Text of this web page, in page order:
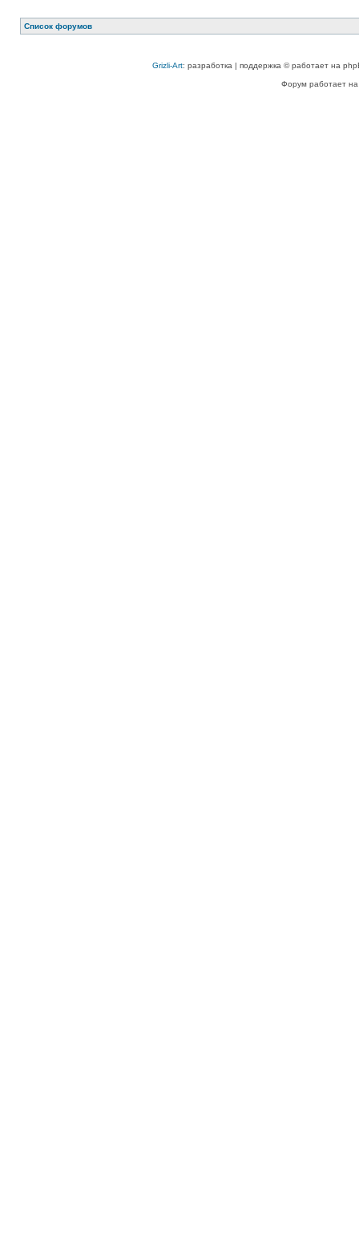
Список форумов
Grizli-Art: разработка | поддержка © работает на
Форум работает